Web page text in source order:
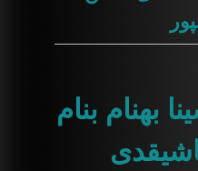
بهنام بنام